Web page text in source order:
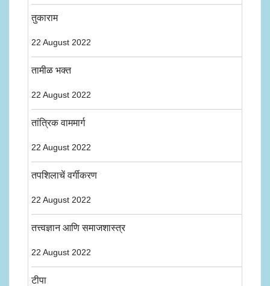
तुकाराम
22 August 2022
तामीळ भक्त
22 August 2022
तांत्रिक वाममार्ग
22 August 2022
तपशिलाचें वर्गीकरण
22 August 2022
तत्त्वज्ञान आणि समाजशास्त्र
22 August 2022
टीपा